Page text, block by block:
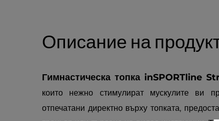
Описание на
Гимнастическа топка inSPORTline
които нежно стимулират мускулите ви
отпечатани директно върху топката,